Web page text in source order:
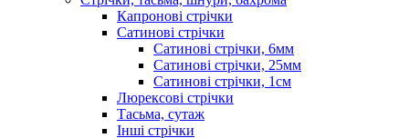
Капронові стрічки
Сатинові стрічки
Сатинові стрічки, 6мм
Сатинові стрічки, 25мм
Сатинові стрічки, 1см
Люрексові стрічки
Тасьма, сутаж
Інші стрічки